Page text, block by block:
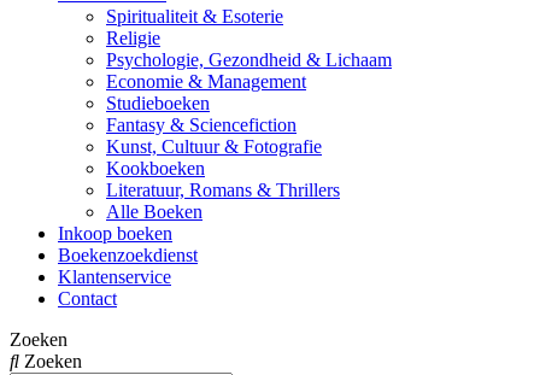
Spiritualiteit & Esoterie
Religie
Psychologie, Gezondheid & Lichaam
Economie & Management
Studieboeken
Fantasy & Sciencefiction
Kunst, Cultuur & Fotografie
Kookboeken
Literatuur, Romans & Thrillers
Alle Boeken
Inkoop boeken
Boekenzoekdienst
Klantenservice
Contact
Zoeken
Zoeken